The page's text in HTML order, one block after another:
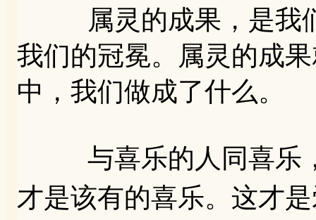
属灵的成果，是我们
我们的冠冕。属灵的成
中，我们做成了什么。
与喜乐的人同喜乐，
才是该有的喜乐。这才